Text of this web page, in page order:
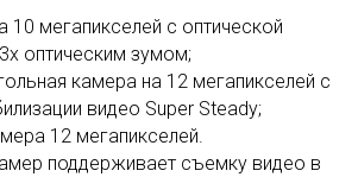
10 мегапикселей с оптической
оптическим зумом;
камера на 12 мегапикселей с
видео Super Steady;
12 мегапикселей.
поддерживает съемку видео в